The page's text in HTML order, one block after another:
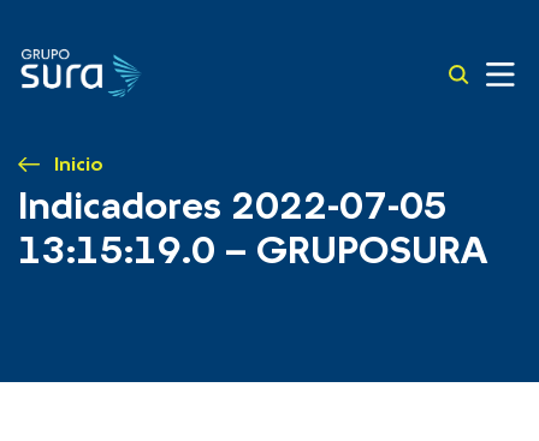
Inicio
Indicadores 2022-07-05
13:15:19.0 – GRUPOSURA